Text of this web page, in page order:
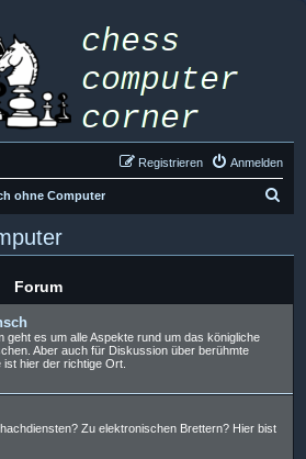
Anmelden
Registrieren
ohne Computer
Forum
geht es um alle Aspekte rund um das königliche
Aber auch für Diskussion über berühmte
hier der richtige Ort.
Zu elektronischen Brettern? Hier bist